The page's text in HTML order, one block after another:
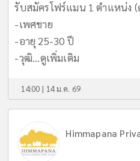
รับสมัครโฟร์แมน 1 ตำแหน่ง
-เพศชาย
-อายุ 25-30 ปี
-วุฒิ...ดูเพิ่มเติม
14:00 | 14 ม.ค. 69
Himmapana